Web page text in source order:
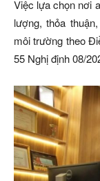
Việc lựa chọn nơi
lượng, thỏa
môi trường theo
55 Nghị định 08/